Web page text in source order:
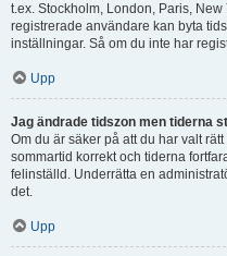
t.ex. Stockholm, London, Paris,
registrerade användare kan byta
inställningar. Så om du inte har
Upp
Jag ändrade tidszon men tiderna
Om du är säker på att du har valt
sommartid korrekt och tiderna
felinställd. Underrätta en
det.
Upp